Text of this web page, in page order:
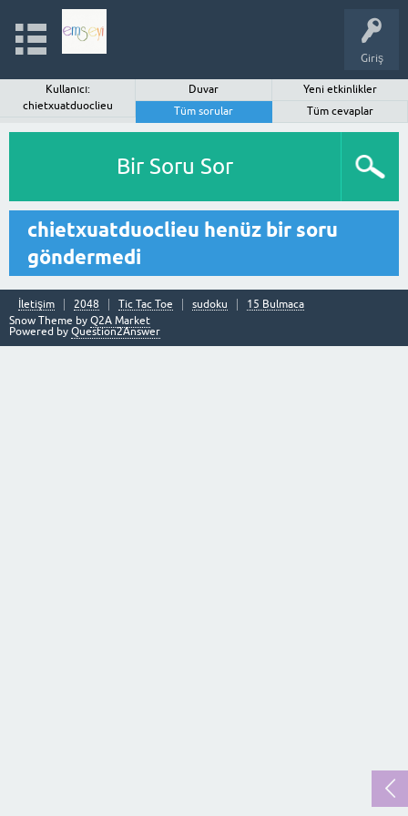
Giriş
Kullanıcı:
chietxuatduoclieu
Duvar
Yeni etkinlikler
Tüm sorular
Tüm cevaplar
Bir Soru Sor
chietxuatduoclieu henüz bir soru
göndermedi
İletişim 2048 Tic Tac Toe sudoku
15 Bulmaca
Snow Theme by Q2A Market
Powered by Question2Answer